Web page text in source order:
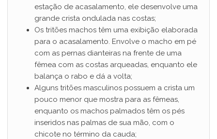
estação de acasalamento, ele desenvolve uma
grande crista ondulada nas costas;
Os tritões machos têm uma exibição elaborada
para o acasalamento. Envolve o macho em pé
com as pernas dianteiras na frente de uma
fêmea com as costas arqueadas, enquanto ele
balança o rabo e dá a volta;
Alguns tritões masculinos possuem a crista um
pouco menor que mostra para as fêmeas,
enquanto os machos palmados têm os pés
inseridos nas palmas de sua mão, com o
chicote no término da cauda;